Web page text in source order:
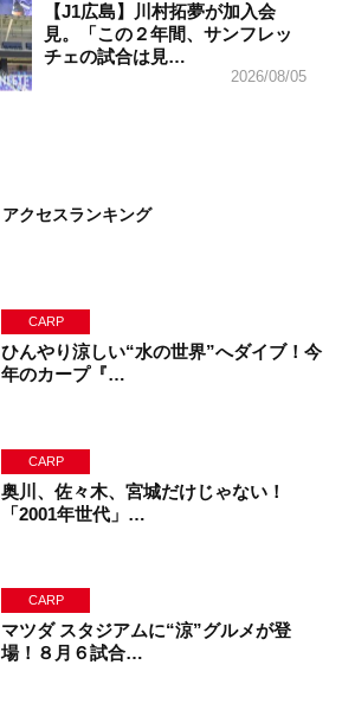
【J1広島】川村拓夢が加入会
見。「この２年間、サンフレッ
チェの試合は見…
2026/08/05
アクセスランキング
CARP
ひんやり涼しい“水の世界”へダイブ！今
年のカープ『…
CARP
奥川、佐々木、宮城だけじゃない！
「2001年世代」…
CARP
マツダ スタジアムに“涼”グルメが登
場！８月６試合…